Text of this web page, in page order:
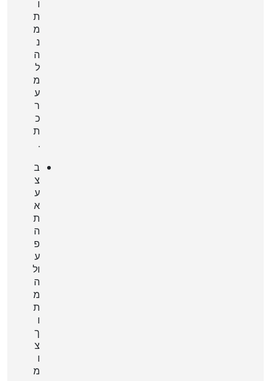
ו
ת
מ
נ
ה
ל
מ
ע
ר
כ
ת
.
ב
צ
ע
א
ת
ה
פ
ע
ול
ה
מ
ת
ו
ך
צ
ו
מ